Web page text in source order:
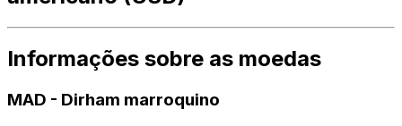
Informações sobre as moedas
MAD - Dirham marroquino